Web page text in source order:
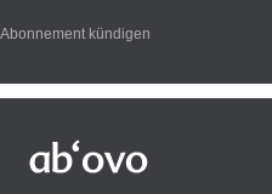
Abonnement kündigen